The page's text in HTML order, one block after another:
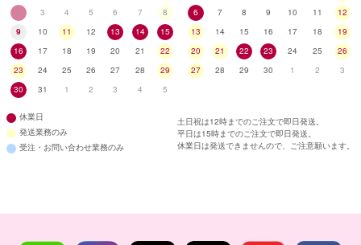
2
3 4 5 6 7
8
9
10 11 12 13 14
15
16
17 18 19 20 21
22
23
24 25 26 27 28
29
30
31 1 2 3 4 5
6
7 8 9 10 11
12
13
14 15 16 17 18
19
20
21 22 23 24 25
26
27
28 29 30 1 2 3
休業日
発送業務のみ
受注・お問い合わせ業務のみ
土日祝は12時までのご注文で即日発送。
平日は15時までのご注文で即日発送。
休業日は発送できませんので、ご注意願います。